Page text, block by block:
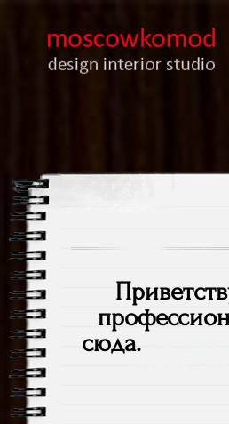
Лучшие интерьеры для
сюда.